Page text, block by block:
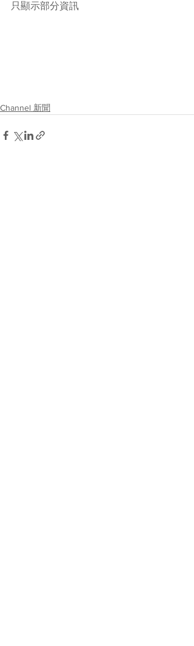
只顯示部分資訊
Channel 新聞